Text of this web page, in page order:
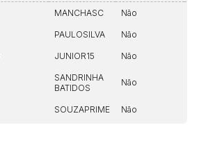
MANCHASC Não
PAULOSILVA Não
JUNIOR15 Não
SANDRINHA
BATIDOS
Não
SOUZAPRIME Não